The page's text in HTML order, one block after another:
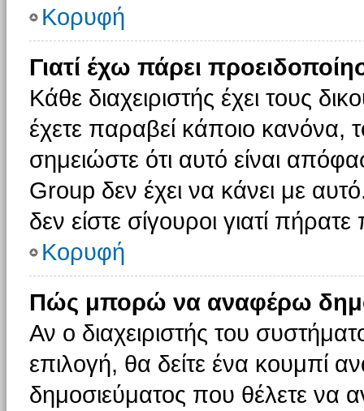
Κορυφή
Γιατί έχω πάρει
Κάθε διαχειριστής έχει τους
έχετε παραβεί κάποιο κανόνα,
σημειώστε ότι αυτό είναι
Group δεν έχει να κάνει με
δεν είστε σίγουροι γιατί
Κορυφή
Πώς μπορώ να αναφέρω
Αν ο διαχειριστής του
επιλογή, θα δείτε ένα κουμπί
δημοσιεύματος που θέλετε να